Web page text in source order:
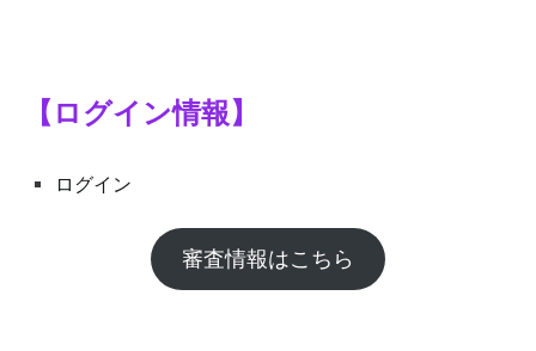
【ログイン情報】
ログイン
審査情報はこちら